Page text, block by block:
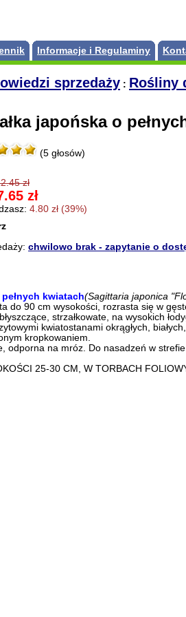
Informacje i Regulaminy
sprzedaży : Rośliny
japońska o
(5 głosów)
zł
zł
4.80 zł (39%)
chwilowo brak - zapytanie o
kwiatach(Sagittaria japonica
do 90 cm wysokości, rozrasta się w
strzałkowate, na wysokich
kwiatostanami okrągłych,
kropkowaniem.
odporna na mróz. Do nasadzeń w
25-30 CM, W TORBACH